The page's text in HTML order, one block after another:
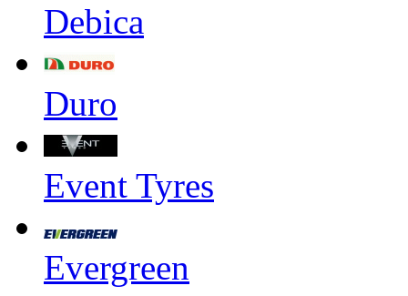
Debica
Duro
Event Tyres
Evergreen